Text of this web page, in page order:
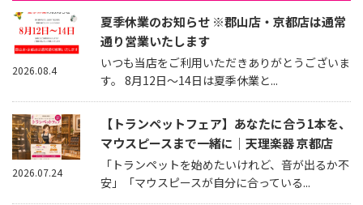
夏季休業のお知らせ ※郡山店・京都店は通常
通り営業いたします
いつも当店をご利用いただきありがとうございま
す。 8月12日～14日は夏季休業と...
2026.08.4
【トランペットフェア】あなたに合う1本を、
マウスピースまで一緒に｜天理楽器 京都店
「トランペットを始めたいけれど、音が出るか不
安」「マウスピースが自分に合っている...
2026.07.24